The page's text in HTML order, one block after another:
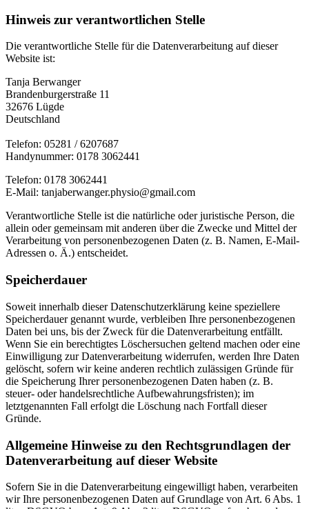
Hinweis zur verantwortlichen Stelle
Die verantwortliche Stelle für die Datenverarbeitung auf dieser
Website ist:
Tanja Berwanger
Brandenburgerstraße 11
32676 Lügde
Deutschland
Telefon: 05281 / 6207687
Handynummer: 0178 3062441
Telefon: 0178 3062441
E-Mail: tanjaberwanger.physio@gmail.com
Verantwortliche Stelle ist die natürliche oder juristische Person, die
allein oder gemeinsam mit anderen über die Zwecke und Mittel der
Verarbeitung von personenbezogenen Daten (z. B. Namen, E-Mail-
Adressen o. Ä.) entscheidet.
Speicherdauer
Soweit innerhalb dieser Datenschutzerklärung keine speziellere
Speicherdauer genannt wurde, verbleiben Ihre personenbezogenen
Daten bei uns, bis der Zweck für die Datenverarbeitung entfällt.
Wenn Sie ein berechtigtes Löschersuchen geltend machen oder eine
Einwilligung zur Datenverarbeitung widerrufen, werden Ihre Daten
gelöscht, sofern wir keine anderen rechtlich zulässigen Gründe für
die Speicherung Ihrer personenbezogenen Daten haben (z. B.
steuer- oder handelsrechtliche Aufbewahrungsfristen); im
letztgenannten Fall erfolgt die Löschung nach Fortfall dieser
Gründe.
Allgemeine Hinweise zu den Rechtsgrundlagen der
Datenverarbeitung auf dieser Website
Sofern Sie in die Datenverarbeitung eingewilligt haben, verarbeiten
wir Ihre personenbezogenen Daten auf Grundlage von Art. 6 Abs. 1